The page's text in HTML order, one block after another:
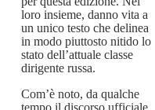
loro insieme, danno vita a
un unico testo che delinea
in modo piuttosto nitido lo
stato dell’attuale classe
dirigente russa.
Com’è noto, da qualche
tempo il discorso ufficiale